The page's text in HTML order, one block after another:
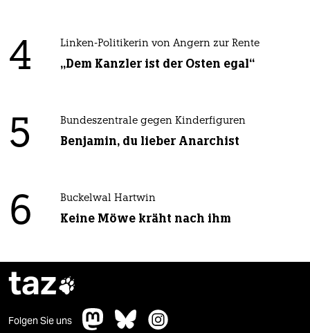
4 Linken-Politikerin von Angern zur Rente
„Dem Kanzler ist der Osten egal“
5 Bundeszentrale gegen Kinderfiguren
Benjamin, du lieber Anarchist
6 Buckelwal Hartwin
Keine Möwe kräht nach ihm
taz
Folgen Sie uns